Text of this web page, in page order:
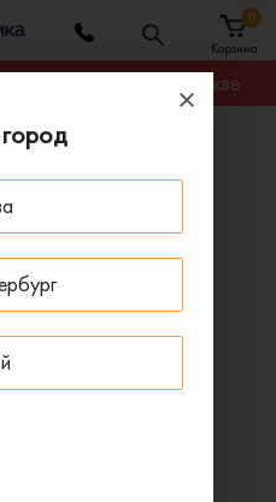
Корзина
0
на любую оправу в Москве